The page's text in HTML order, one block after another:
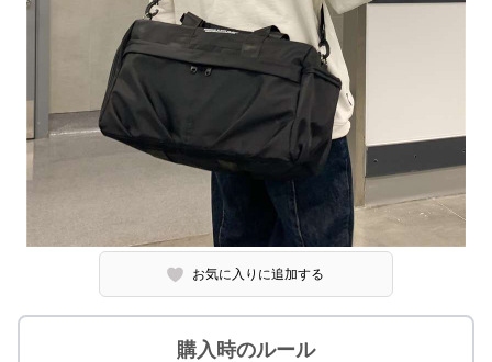
お気に入りに追加する
購入時のルール